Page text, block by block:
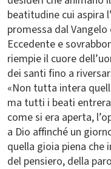
beatitudine cui aspira
promessa dal
Eccedente e
riempie il cuore
dei santi fino a
«Non tutta intera
ma tutti i beati
come si era aperta,
a Dio affinché un
quella gioia piena
del pensiero, della